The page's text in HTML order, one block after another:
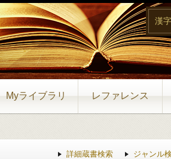
Myライブラリ レファレンス
漢字
詳細蔵書検索 ジャンル